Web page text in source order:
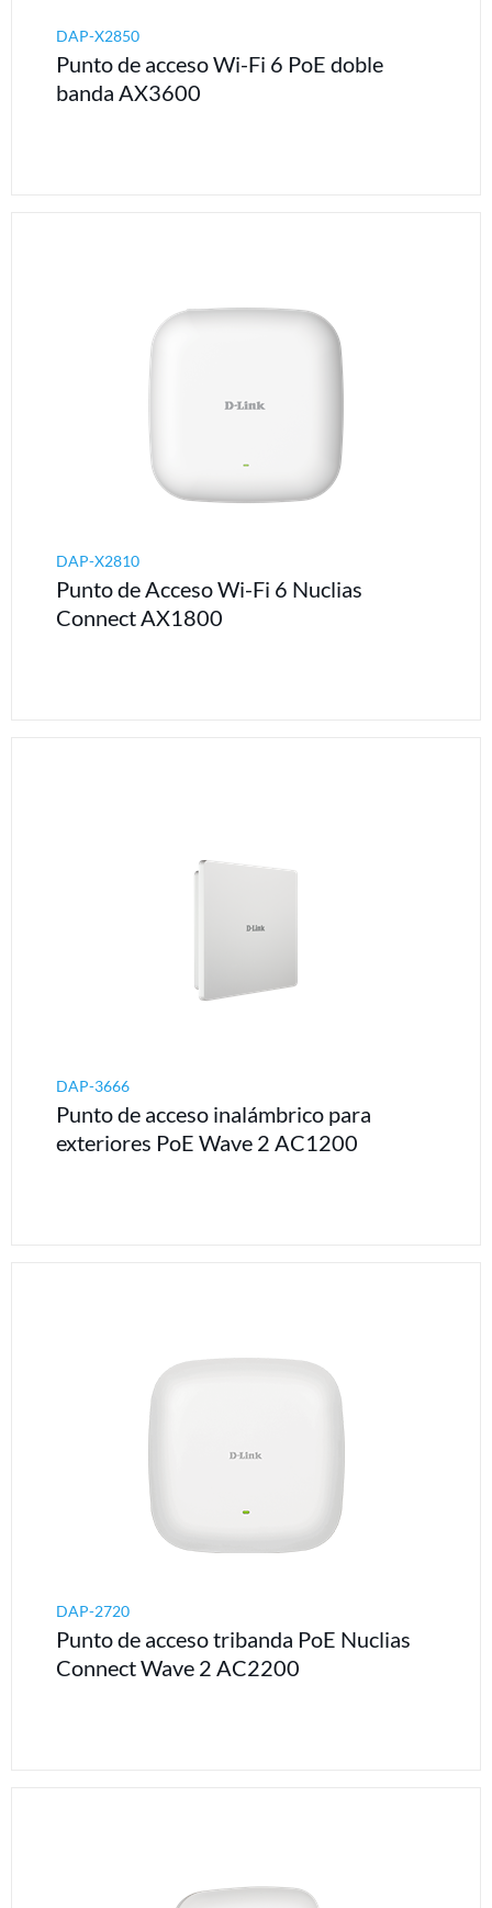
DAP-X2850
Punto de acceso Wi-Fi 6 PoE doble
banda AX3600
DAP-X2810
Punto de Acceso Wi-Fi 6 Nuclias
Connect AX1800
DAP-3666
Punto de acceso inalámbrico para
exteriores PoE Wave 2 AC1200
DAP-2720
Punto de acceso tribanda PoE Nuclias
Connect Wave 2 AC2200